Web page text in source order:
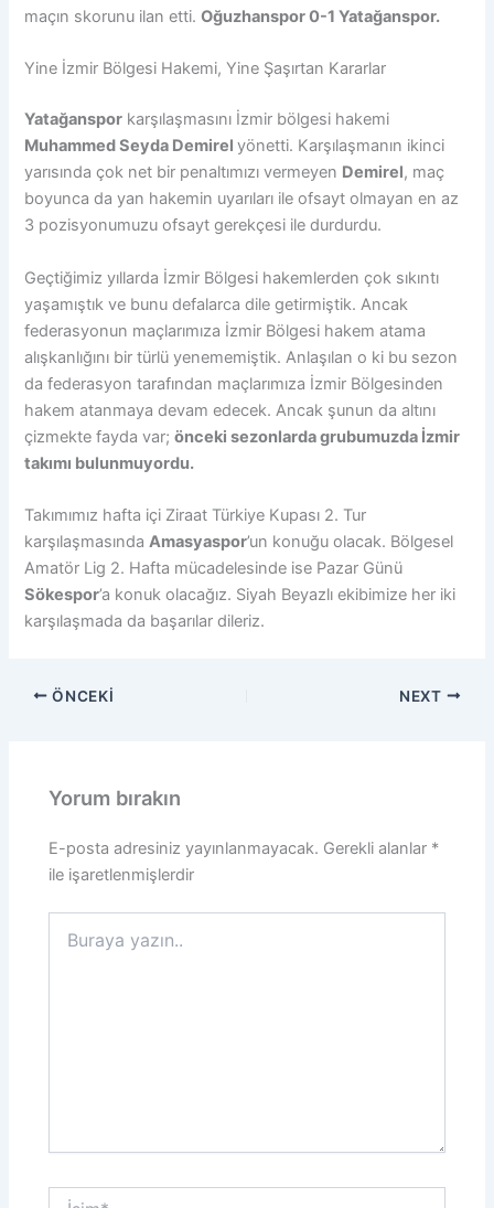
maçın skorunu ilan etti.Oğuzhanspor 0-1 Yatağanspor.
Yine İzmir Bölgesi Hakemi, Yine Şaşırtan Kararlar
Yatağanspor karşılaşmasını İzmir bölgesi hakemi
Muhammed Seyda Demirelyönetti. Karşılaşmanın ikinci
yarısında çok net bir penaltımızı vermeyen Demirel, maç
boyunca da yan hakemin uyarıları ile ofsayt olmayan en az
3 pozisyonumuzu ofsayt gerekçesi ile durdurdu.
Geçtiğimiz yıllarda İzmir Bölgesi hakemlerden çok sıkıntı
yaşamıştık ve bunu defalarca dile getirmiştik. Ancak
federasyonun maçlarımıza İzmir Bölgesi hakem atama
alışkanlığını bir türlü yenememiştik. Anlaşılan o ki bu sezon
da federasyon tarafından maçlarımıza İzmir Bölgesinden
hakem atanmaya devam edecek. Ancak şunun da altını
çizmekte fayda var;önceki sezonlarda grubumuzda İzmir
takımı bulunmuyordu.
Takımımız hafta içi Ziraat Türkiye Kupası 2. Tur
karşılaşmasındaAmasyaspor’un konuğu olacak. Bölgesel
Amatör Lig 2. Hafta mücadelesinde ise Pazar Günü
Sökespor’a konuk olacağız. Siyah Beyazlı ekibimize her iki
karşılaşmada da başarılar dileriz.
ÖNCEKI NEXT
Yorum bırakın
E-posta adresiniz yayınlanmayacak. Gerekli alanlar *
ile işaretlenmişlerdir
yazın..
İsim*